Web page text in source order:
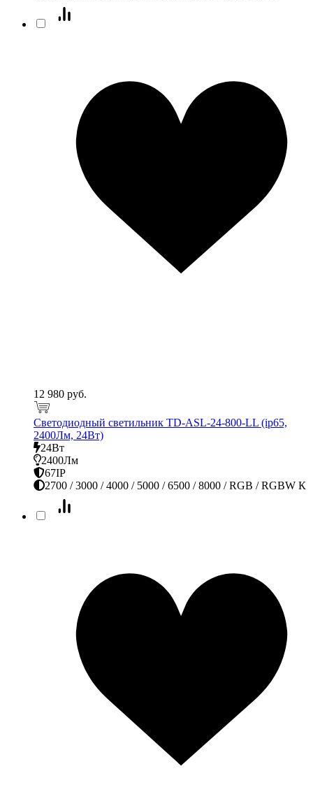
12 980 руб.
Светодиодный светильник TD-ASL-24-800-LL (ip65,
2400Лм, 24Вт)
24Вт
2400Лм
67IP
2700 / 3000 / 4000 / 5000 / 6500 / 8000 / RGB / RGBW К